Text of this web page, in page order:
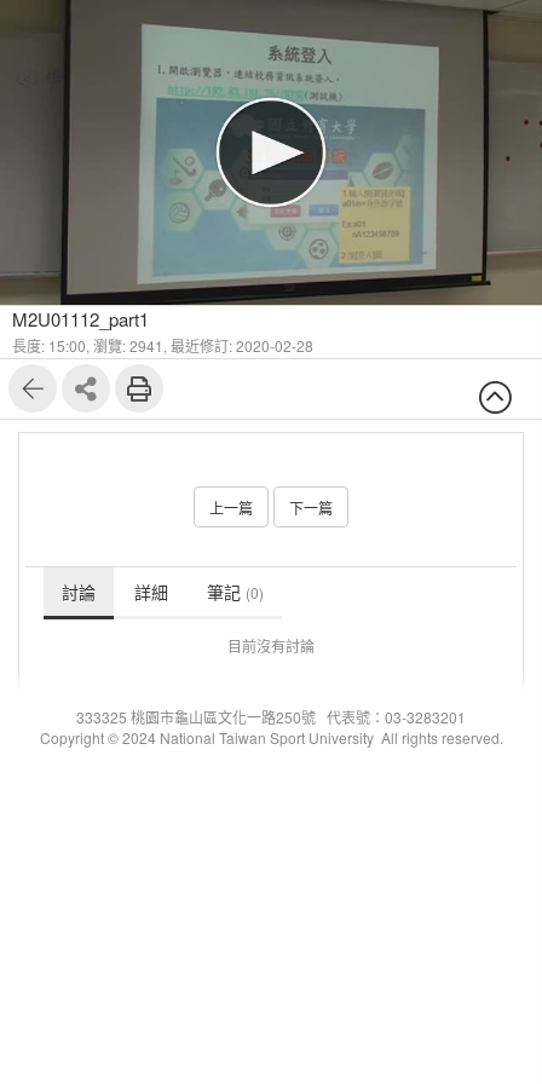
M2U01112_part1
長度: 15:00, 瀏覽: 2941, 最近修訂: 2020-02-28
上一篇 下一篇
討論 詳細 筆記 (0)
目前沒有討論
333325 桃園市龜山區文化一路250號 代表號：03-3283201
Copyright © 2024 National Taiwan Sport University All rights reserved.